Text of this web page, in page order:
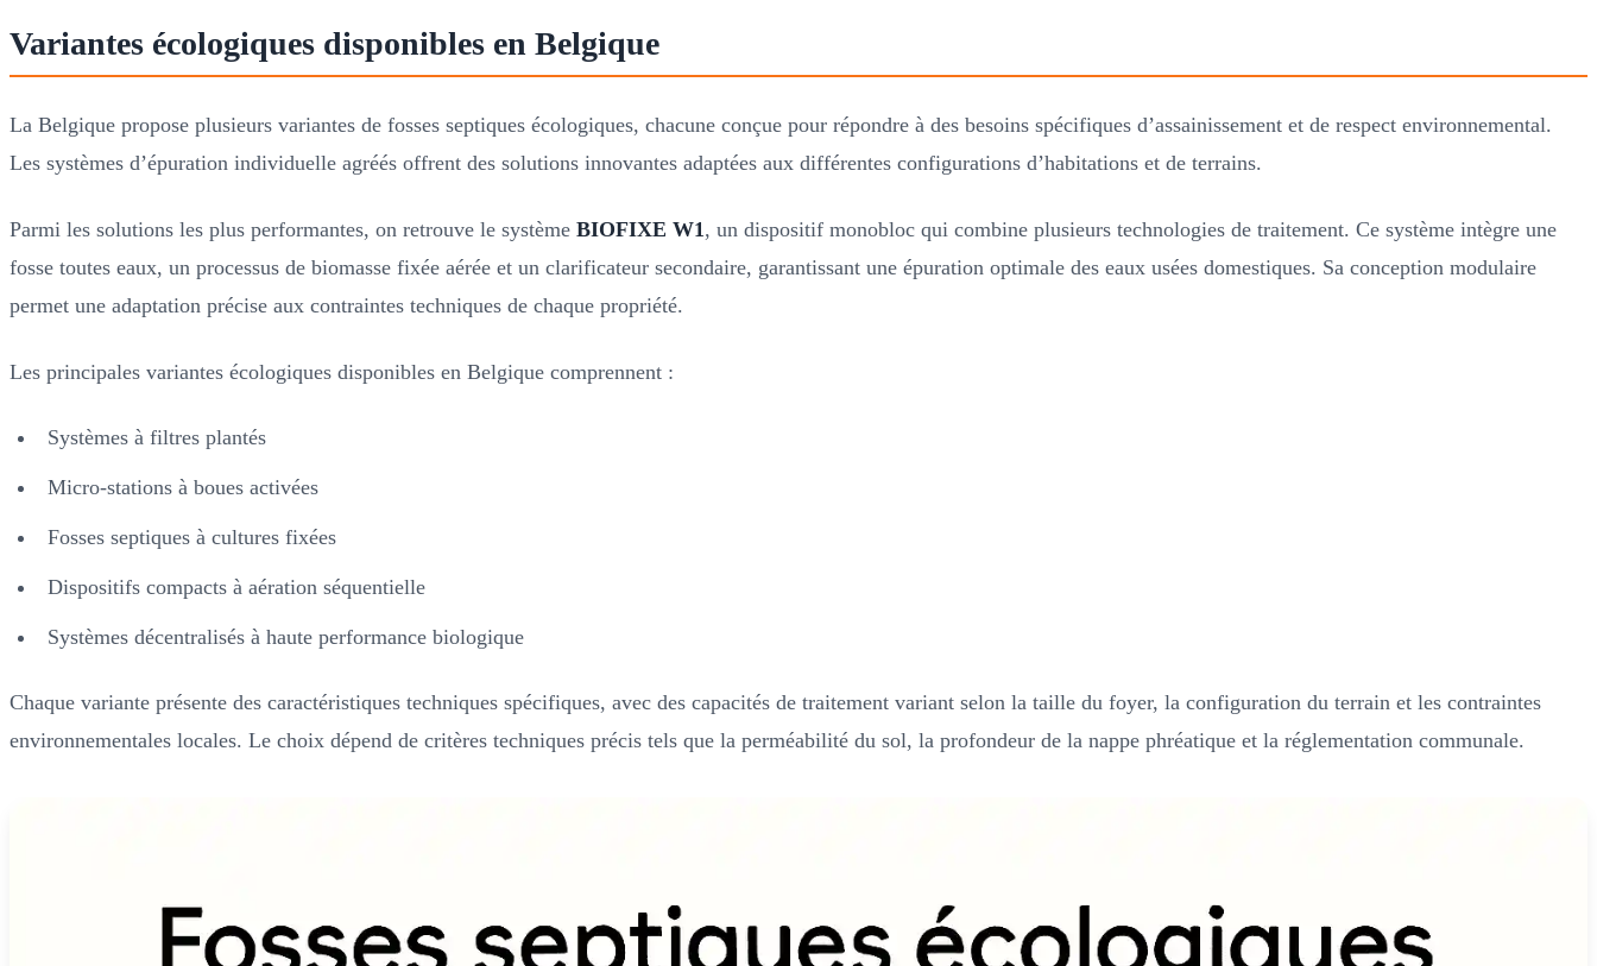
Variantes écologiques disponibles en Belgique
La Belgique propose plusieurs variantes de fosses septiques écologiques, chacune conçue pour répondre à des besoins spécifiques d’assainissement et de respect environnemental.
Les systèmes d’épuration individuelle agréés offrent des solutions innovantes adaptées aux différentes configurations d’habitations et de terrains.
Parmi les solutions les plus performantes, on retrouve le système BIOFIXE W1, un dispositif monobloc qui combine plusieurs technologies de traitement. Ce système intègre une
fosse toutes eaux, un processus de biomasse fixée aérée et un clarificateur secondaire, garantissant une épuration optimale des eaux usées domestiques. Sa conception modulaire
permet une adaptation précise aux contraintes techniques de chaque propriété.
Les principales variantes écologiques disponibles en Belgique comprennent :
Systèmes à filtres plantés
Micro-stations à boues activées
Fosses septiques à cultures fixées
Dispositifs compacts à aération séquentielle
Systèmes décentralisés à haute performance biologique
Chaque variante présente des caractéristiques techniques spécifiques, avec des capacités de traitement variant selon la taille du foyer, la configuration du terrain et les contraintes
environnementales locales. Le choix dépend de critères techniques précis tels que la perméabilité du sol, la profondeur de la nappe phréatique et la réglementation communale.